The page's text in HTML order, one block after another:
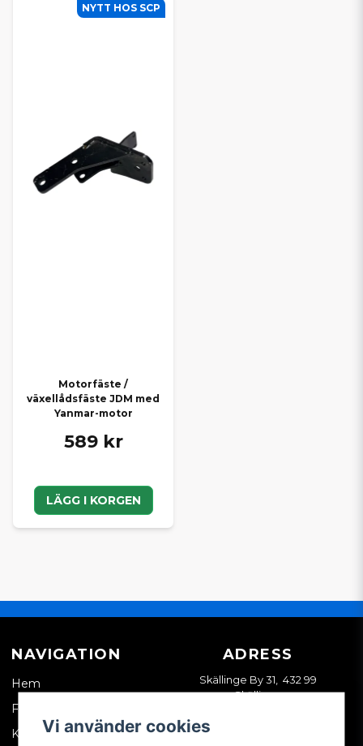
Motorfäste /
växellådsfäste JDM med
Yanmar-motor
589 kr
LÄGG I KORGEN
NYTT HOS SCP
NAVIGATION
Hem
Företagskund
Kontakta oss
ADRESS
Skällinge By 31, 432 99
Skällinge
Vi använder cookies